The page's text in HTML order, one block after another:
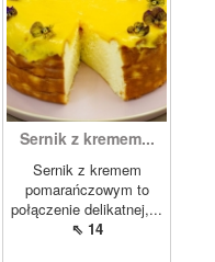
Sernik z kremem...
Sernik z kremem
pomarańczowym to
połączenie delikatnej,...
⇖ 14